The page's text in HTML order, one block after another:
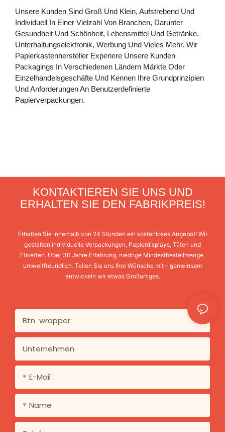
Unsere Kunden Sind Groß Und Klein, Aufstrebend Und
Individuell In Einer Vielzahl Von Branchen, Darunter
Gesundheit Und Schönheit, Lebensmittel Und Getränke,
Unterhaltungselektronik, Werbung Und Vieles Mehr. Wir
Papierkastenhersteller Experiere Unsere Kunden
Packagings In Verschiedenen Ländern Märkte Oder
Einzelhandelsgeschäfte Und Kennen Ihre Grundprinzipien
Und Anforderungen An Benutzerdefinierte
Papierverpackungen.
KONTAKTIEREN SIE UNS UND
ERHALTEN SIE DEN FABRIKPREIS!
Erhalten Sie innerhalb von 24 Stunden ein kostenloses Angebot! Wir
gestalten individuelle Verpackungen, Papierdisplays, Tüten und
Etiketten. Über 30 Jahre Erfahrung, niedrige Mindestbestellmenge,
umweltfreundlich. Teilen Sie uns Ihre Wünsche mit – gemeinsam
entwickeln wir etwas Großartiges.
Btn_wrapper
Unternehmen
E-Mail
Name